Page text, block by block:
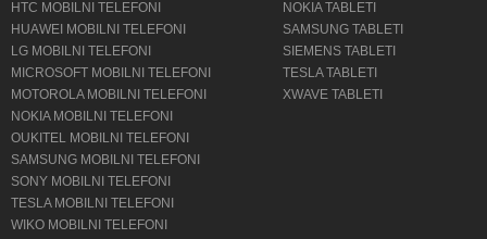
HTC MOBILNI TELEFONI
HUAWEI MOBILNI TELEFONI
LG MOBILNI TELEFONI
MICROSOFT MOBILNI TELEFONI
MOTOROLA MOBILNI TELEFONI
NOKIA MOBILNI TELEFONI
OUKITEL MOBILNI TELEFONI
SAMSUNG MOBILNI TELEFONI
SONY MOBILNI TELEFONI
TESLA MOBILNI TELEFONI
WIKO MOBILNI TELEFONI
NOKIA TABLETI
SAMSUNG TABLETI
SIEMENS TABLETI
TESLA TABLETI
XWAVE TABLETI